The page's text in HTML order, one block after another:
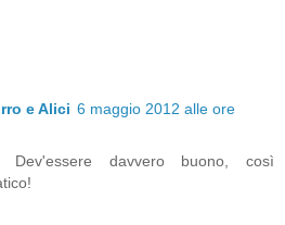
e Alici 6 maggio 2012 alle ore
Dev'essere davvero buono, così